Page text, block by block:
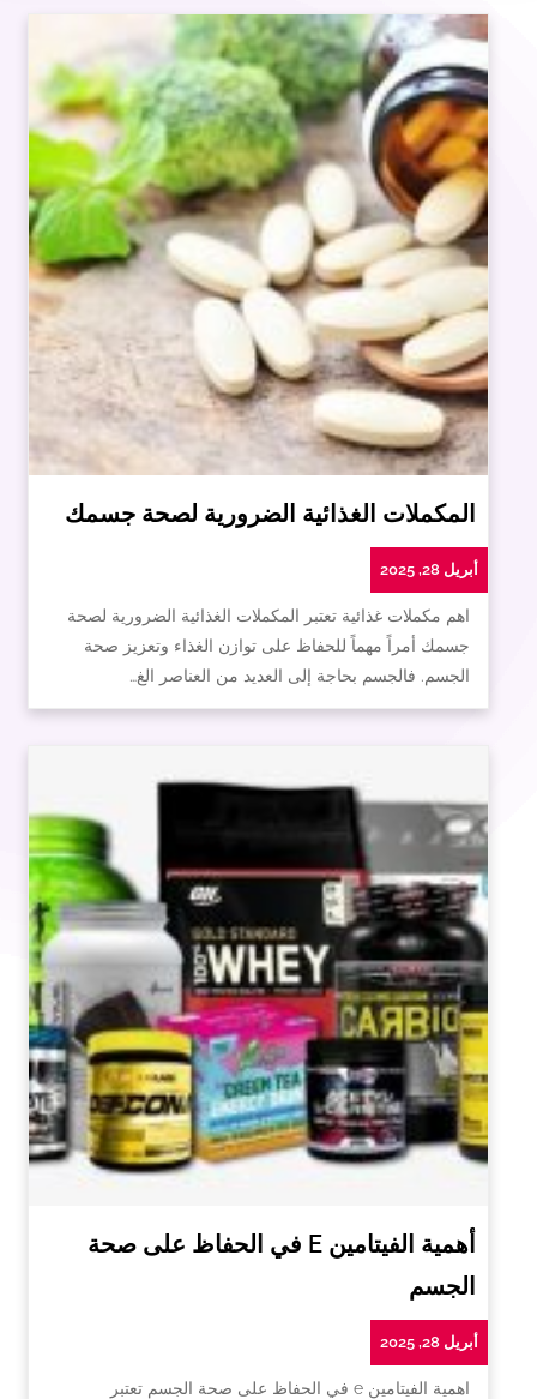
المكملات الغذائية الضرورية لصحة جسمك
أبريل 28, 2025
اهم مكملات غذائية تعتبر المكملات الغذائية الضرورية لصحة
جسمك أمراً مهماً للحفاظ على توازن الغذاء وتعزيز صحة
الجسم. فالجسم بحاجة إلى العديد من العناصر الغ…
أهمية الفيتامين E في الحفاظ على صحة
الجسم
أبريل 28, 2025
اهمية الفيتامين e في الحفاظ على صحة الجسم تعتبر